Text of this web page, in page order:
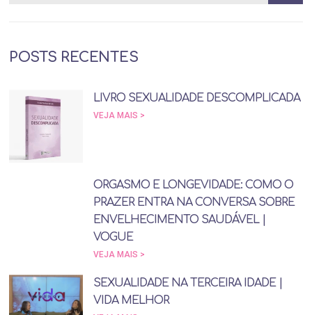
POSTS RECENTES
LIVRO SEXUALIDADE DESCOMPLICADA
VEJA MAIS >
ORGASMO E LONGEVIDADE: COMO O
PRAZER ENTRA NA CONVERSA SOBRE
ENVELHECIMENTO SAUDÁVEL |
VOGUE
VEJA MAIS >
SEXUALIDADE NA TERCEIRA IDADE |
VIDA MELHOR